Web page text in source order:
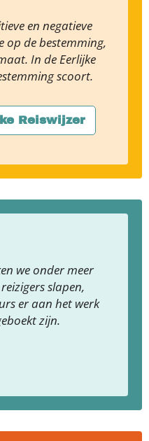
en negatieve
op de bestemming,
In de Eerlijke
scoort.
Reiswijzer
we onder meer
slapen,
er aan het werk
zijn.